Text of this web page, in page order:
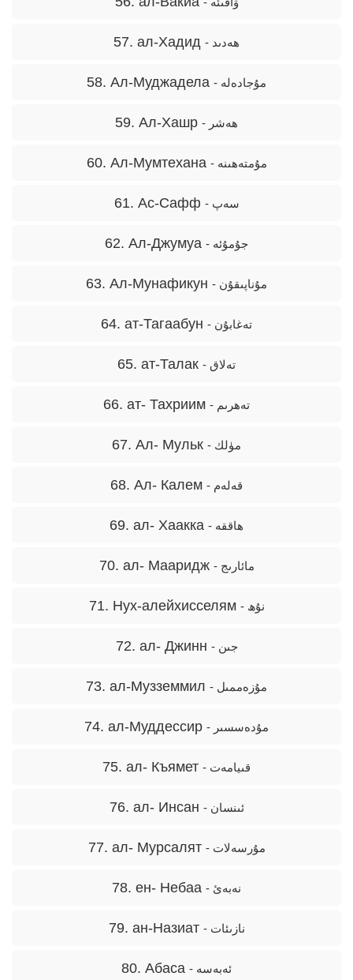
57. ал-Хадид - ھەدىد
58. Ал-Муджадела - مۇجادەلە
59. Ал-Хашр - ھەشر
60. Ал-Мумтехана - مۇمتەھىنە
61. Ас-Сафф - سەپ
62. Ал-Джумуа - جۇمۇئە
63. Ал-Мунафикун - مۇناپىقۇن
64. ат-Тагаaбун - تەغابۇن
65. ат-Талак - تەلاق
66. ат- Тахриим - تەھرىم
67. Ал- Мульк - مۈلك
68. Ал- Калем - قەلەم
69. aл- Хаакка - ھاققە
70. ал- Мааридж - مائارىج
71. Нух-алейхисселям - نۇھ
72. ал- Джинн - جىن
73. ал-Музземмил - مۇزەممىل
74. ал-Муддессир - مۇدەسسىر
75. ал- Къямет - قىيامەت
76. ал- Инсан - ئىنسان
77. ал- Мурсалят - مۇرسەلات
78. ен- Нeбаа - نەبەئ
79. ан-Назиат - نازىئات
80. Абаса - ئەبەسە